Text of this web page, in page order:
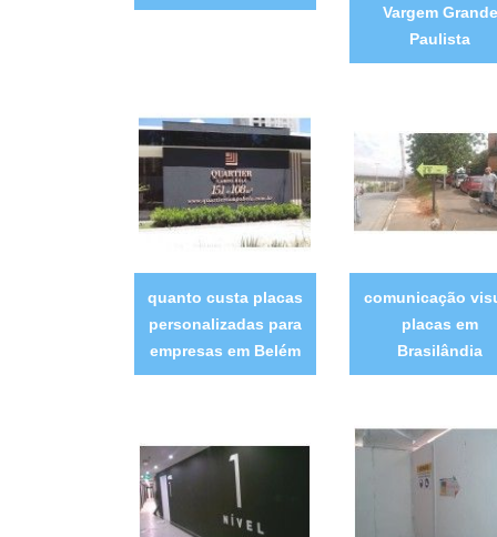
Vargem Grande
Paulista
quanto custa placas
personalizadas para
empresas em Belém
comunicação
placas em
Brasilândia